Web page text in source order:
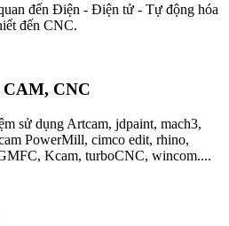
đến Điện - Điện tử - Tự động hóa
đến CNC.
CAM, CNC
sử dụng Artcam, jdpaint, mach3,
PowerMill, cimco edit, rhino,
Kcam, turboCNC, wincom....